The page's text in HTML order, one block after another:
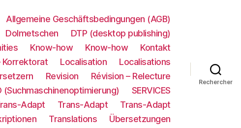
Allgemeine Geschäftsbedingungen (AGB)
Dolmetschen
DTP (desktop publishing)
Know-how Know-how
Kontakt
Korrektorat Localisation
Localisations
Revision
Révision – Relecture
(Suchmaschinenoptimierung)
SERVICES
Adapt Trans-Adapt
Trans-Adapt
Translations Übersetzungen
Rechercher